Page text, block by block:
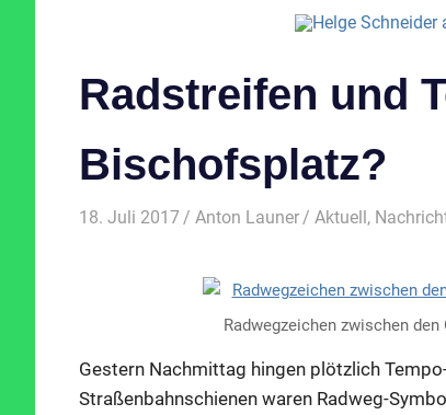
Radstreifen und
Bischofsplatz?
18. Juli 2017 Anton Launer Aktuell,
Radwegzeichen zwischen
Gestern Nachmittag hingen plötzlich
Straßenbahnschienen waren Radweg-